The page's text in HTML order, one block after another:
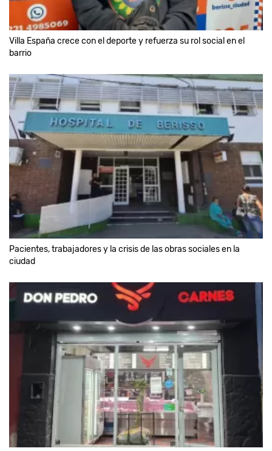
Villa España crece con el deporte y refuerza su rol social en el
barrio
Pacientes, trabajadores y la crisis de las obras sociales en la
ciudad